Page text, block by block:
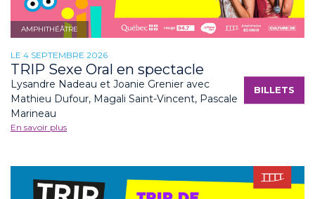
AMPHITHÉÂTRE
LE 4 SEPTEMBRE 2026
TRIP Sexe Oral en spectacle
Lysandre Nadeau et Joanie Grenier avec
Mathieu Dufour, Magali Saint-Vincent, Pascale
Marineau
En savoir plus
BILLETS